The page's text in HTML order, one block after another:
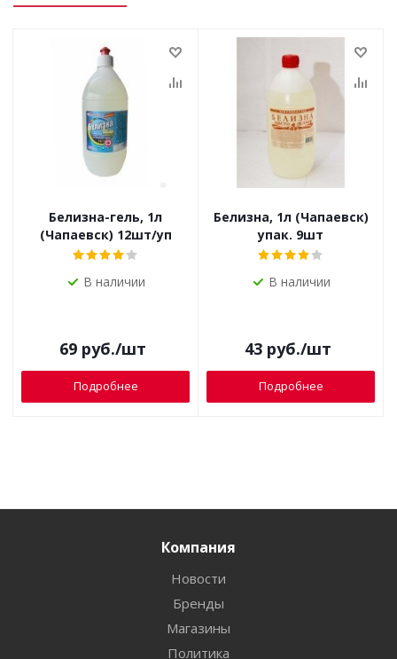
Белизна-гель, 1л
(Чапаевск) 12шт/уп
В наличии
69руб./шт
Подробнее
Белизна, 1л (Чапаевск)
упак. 9шт
В наличии
43руб./шт
Подробнее
Компания
Новости
Бренды
Магазины
Политика